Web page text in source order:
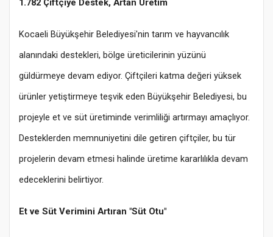
1.782 Çiftçiye Destek, Artan Üretim
Kocaeli Büyükşehir Belediyesi'nin tarım ve hayvancılık
alanındaki destekleri, bölge üreticilerinin yüzünü
güldürmeye devam ediyor. Çiftçileri katma değeri yüksek
ürünler yetiştirmeye teşvik eden Büyükşehir Belediyesi, bu
projeyle et ve süt üretiminde verimliliği artırmayı amaçlıyor.
Desteklerden memnuniyetini dile getiren çiftçiler, bu tür
projelerin devam etmesi halinde üretime kararlılıkla devam
edeceklerini belirtiyor.
Et ve Süt Verimini Artıran "Süt Otu"